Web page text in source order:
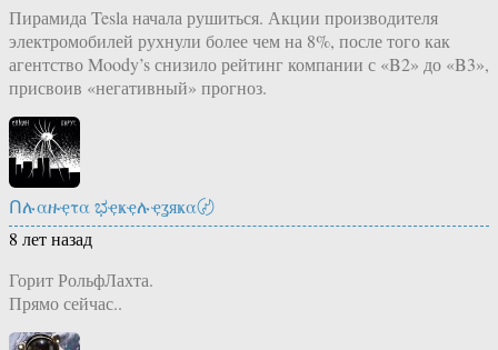
Пирамида Tesla начала рушиться. Акции производителя
электромобилей рухнули более чем на 8%, после того как
агентство Moody’s снизило рейтинг компании с «B2» до «B3»,
присвоив «негативный» прогноз.
Ոሉαዙҿτα ಭҿҝҿሉҿʓяҝα〄
8 лет назад
Горит РольфЛахта.
Прямо сейчас..